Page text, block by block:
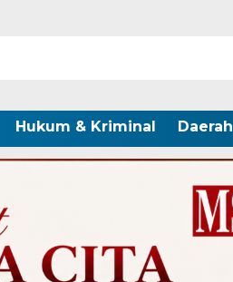
Hukum & Kriminal Daerah